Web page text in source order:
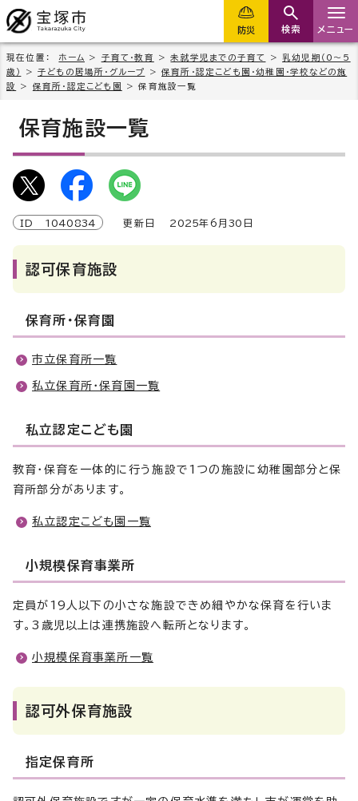
防災 検索 メニュー
現在位置： ホーム > 子育て・教育 >未就学児までの子育て >乳幼児期（0～5
歳）
>子どもの居場所・グループ >保育所・認定こども園・幼稚園・学校などの施
設
> 保育所・認定こども園 > 保育施設一覧
保育施設一覧
ID 1040834 更新日 2025年6月 30 日
認可保育施設
保育所・保育園
市立保育所一覧
私立保育所・保育園一覧
私立認定こども園
教育・保育を一体的に行う施設で1つの施設に幼稚園部分と保
育所部分があります。
私立認定こども園一覧
小規模保育事業所
定員が19人以下の小さな施設できめ細やかな保育を行いま
す。3歳児以上は連携施設へ転所となります。
小規模保育事業所一覧
認可外保育施設
指定保育所